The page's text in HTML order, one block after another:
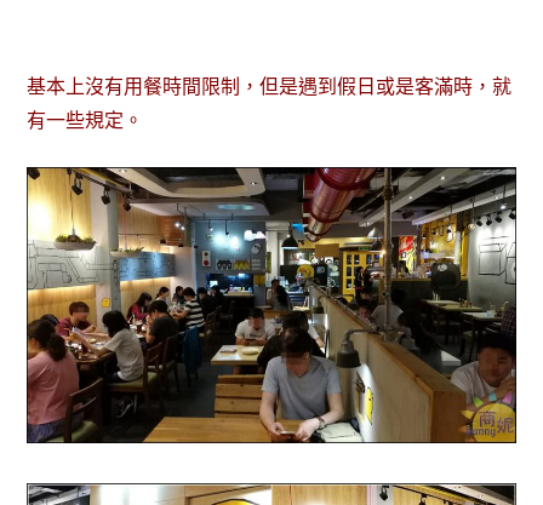
基本上沒有用餐時間限制，但是遇到假日或是客滿時，就
有一些規定。